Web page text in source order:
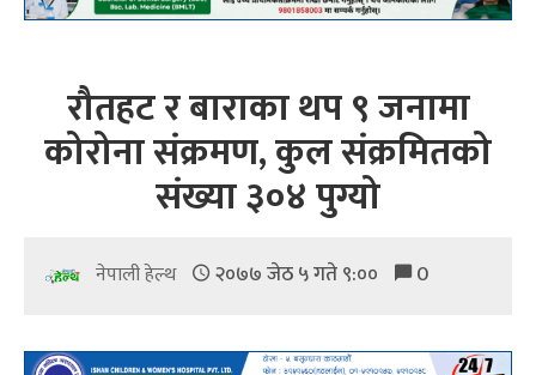
रौतहट र बाराका थप ९ जनामा
कोरोना संक्रमण, कुल संक्रमितको
संख्या ३०४ पुग्यो
नेपाली हेल्थ २०७७ जेठ ५ गते ९:०० 0